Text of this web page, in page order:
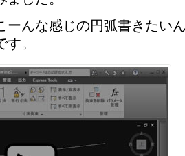
ーんな感じの円弧書きたい
。